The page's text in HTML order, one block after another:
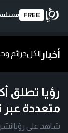
FREE
أخبار الكلجرائم
متعددة عبر
شاهد على رؤيا|